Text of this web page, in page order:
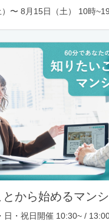
〜 8月15日（土） 10時
から始めるマン